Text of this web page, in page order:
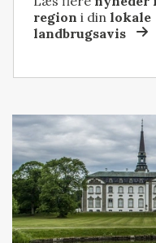
region i dinlokale
landbrugsavis